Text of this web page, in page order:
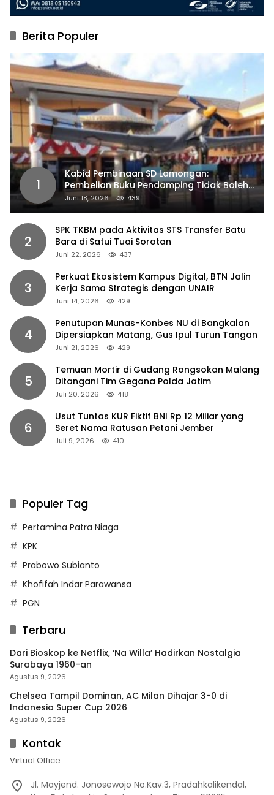
Berita Populer
1
Kabid Pembinaan SD Lamongan:
Pembelian Buku Pendamping Tidak Boleh
Dipaksakan
Juni 18, 2026 439
2
SPK TKBM pada Aktivitas STS Transfer Batu
Bara di Satui Tuai Sorotan
Juni 22, 2026 437
3
Perkuat Ekosistem Kampus Digital, BTN Jalin
Kerja Sama Strategis dengan UNAIR
Juni 14, 2026 429
4
Penutupan Munas-Konbes NU di Bangkalan
Dipersiapkan Matang, Gus Ipul Turun Tangan
Juni 21, 2026 429
5
Temuan Mortir di Gudang Rongsokan Malang
Ditangani Tim Gegana Polda Jatim
Juli 20, 2026 418
6
Usut Tuntas KUR Fiktif BNI Rp 12 Miliar yang
Seret Nama Ratusan Petani Jember
Juli 9, 2026 410
Populer Tag
Pertamina Patra Niaga
KPK
Prabowo Subianto
Khofifah Indar Parawansa
PGN
Terbaru
Dari Bioskop ke Netflix, ‘Na Willa’ Hadirkan Nostalgia
Surabaya 1960-an
Agustus 9, 2026
Chelsea Tampil Dominan, AC Milan Dihajar 3-0 di
Indonesia Super Cup 2026
Agustus 9, 2026
Kontak
Virtual Office
Jl. Mayjend. Jonosewojo No.Kav.3, Pradahkalikendal,